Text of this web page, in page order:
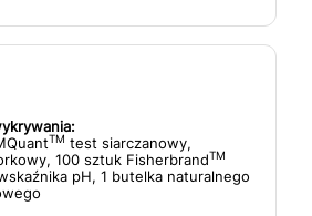
TM test siarczanowy,
100 sztuk FisherbrandTM
pH, 1 butelka naturalnego